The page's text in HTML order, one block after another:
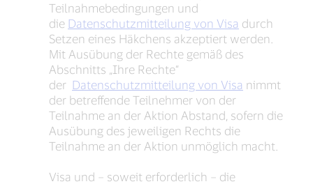
Teilnahmebedingungen und
die Datenschutzmitteilung von Visa durch
Setzen eines Häkchens akzeptiert werden.
Mit Ausübung der Rechte gemäß des
Abschnitts „Ihre Rechte“
der Datenschutzmitteilung von Visa nimmt
der betreffende Teilnehmer von der
Teilnahme an der Aktion Abstand, sofern die
Ausübung des jeweiligen Rechts die
Teilnahme an der Aktion unmöglich macht.
Visa und – soweit erforderlich – die